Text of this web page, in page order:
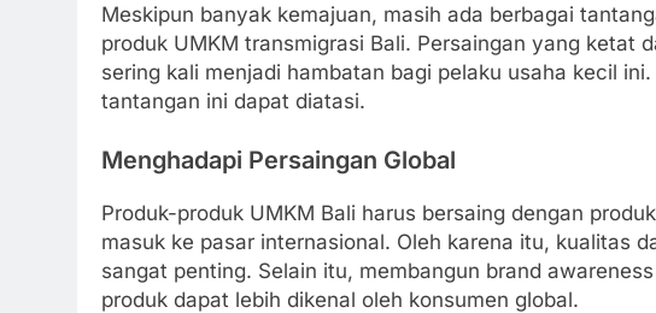
Meskipun banyak kemajuan, masih ada berbagai
produk UMKM transmigrasi Bali. Persaingan yang ketat
sering kali menjadi hambatan bagi pelaku usaha kecil
tantangan ini dapat diatasi.
Menghadapi Persaingan Global
Produk-produk UMKM Bali harus bersaing dengan
masuk ke pasar internasional. Oleh karena itu, kualitas
sangat penting. Selain itu, membangun brand
produk dapat lebih dikenal oleh konsumen global.